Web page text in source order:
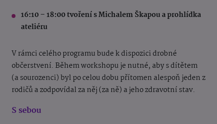
16:10 – 18:00 tvoření s Michalem Škapou a prohlídka
ateliéru
V rámci celého programu bude k dispozici drobné
občerstvení. Během workshopu je nutné, aby s dítětem
(a sourozenci) byl po celou dobu přítomen alespoň jeden z
rodičů a zodpovídal za něj (za ně) a jeho zdravotní stav.
S sebou